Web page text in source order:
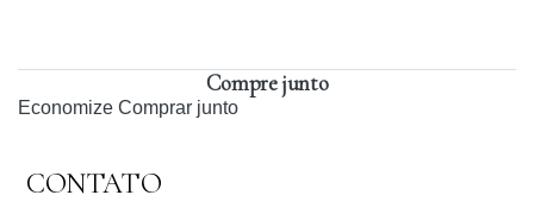
Compre junto
Economize Comprar junto
CONTATO